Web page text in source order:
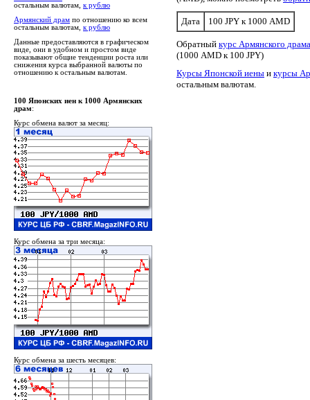
остальным валютам, к рублю
Армянский драм по отношению ко всем
остальным валютам, к рублю
Данные предоставляются в графическом
виде, они в удобном и простом виде
показывают общие тенденции роста или
снижения курса выбранной валюты по
отношению к остальным валютам.
Дата 100 JPY к 1000 AMD
Обратный курс Армянского
(1000 AMD к 100 JPY)
Курсы Японской иены и курсы
остальным валютам.
100 Японских иен к 1000 Армянских
драм:
Курс обмена валют за месяц:
Курс обмена за три месяца:
Курс обмена за шесть месяцев: